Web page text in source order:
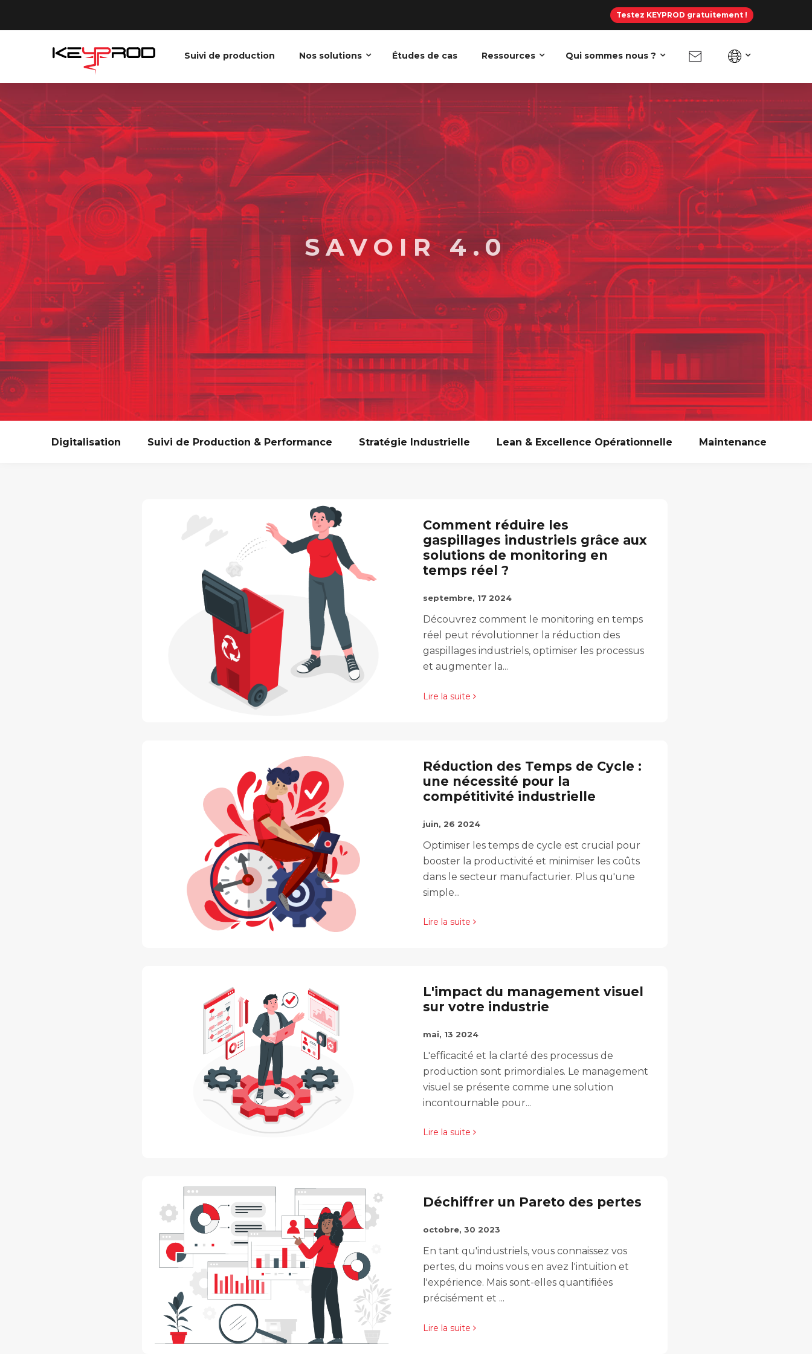
Testez KEYPROD gratuitement !
Suivi de production Nos solutions Études de cas Ressources Qui sommes nous ?
SAVOIR 4.0
Digitalisation Suivi de Production & Performance Stratégie Industrielle Lean & Excellence Opérationnelle Maintenance
Comment réduire les
gaspillages industriels grâce aux
solutions de monitoring en
temps réel ?
septembre, 17 2024
Découvrez comment le monitoring en temps
réel peut révolutionner la réduction des
gaspillages industriels, optimiser les processus
et augmenter la...
Lire la suite
Réduction des Temps de Cycle :
une nécessité pour la
compétitivité industrielle
juin, 26 2024
Optimiser les temps de cycle est crucial pour
booster la productivité et minimiser les coûts
dans le secteur manufacturier. Plus qu'une
simple...
Lire la suite
L'impact du management visuel
sur votre industrie
mai, 13 2024
L'efficacité et la clarté des processus de
production sont primordiales. Le management
visuel se présente comme une solution
incontournable pour...
Lire la suite
Déchiffrer un Pareto des pertes
octobre, 30 2023
En tant qu'industriels, vous connaissez vos
pertes, du moins vous en avez l'intuition et
l'expérience. Mais sont-elles quantifiées
précisément et ...
Lire la suite